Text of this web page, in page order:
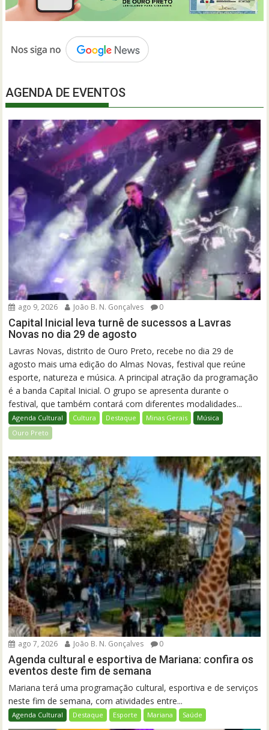
AGENDA DE EVENTOS
ago 9, 2026 João B. N. Gonçalves 0
Capital Inicial leva turnê de sucessos a Lavras
Novas no dia 29 de agosto
Lavras Novas, distrito de Ouro Preto, recebe no dia 29 de
agosto mais uma edição do Almas Novas, festival que reúne
esporte, natureza e música. A principal atração da programação
é a banda Capital Inicial. O grupo se apresenta durante o
festival, que também contará com diferentes modalidades...
Agenda Cultural Cultura Destaque Minas Gerais
Música
Ouro Preto
ago 7, 2026 João B. N. Gonçalves 0
Agenda cultural e esportiva de Mariana: confira os
eventos deste fim de semana
Mariana terá uma programação cultural, esportiva e de serviços
neste fim de semana, com atividades entre...
Agenda Cultural Destaque Esporte Mariana Saúde